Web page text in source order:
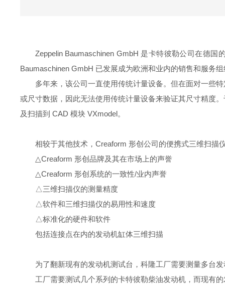
Zeppelin Baumaschinen GmbH 是卡特彼勒公司在德
Baumaschinen GmbH 已发展成为欧洲和业内的销售和服务
多年来，该公司一直使用传统计量设备。但在面对一些
或尺寸数据，因此无法使用传统计量设备来验证其尺寸精度
及扫描到 CAD 模块 VXmodel。
相较于其他技术，Creaform 形创公司的便携式三维扫描
△Creaform 形创品牌及其在市场上的声誉
△Creaform 形创系统的一致性/业内声誉
△三维扫描仪的测量精度
△软件和三维扫描仪的易用性和速度
△标准化的硬件和软件
包括连接点在内的发动机缸体三维扫描
为了翻新现有的发动机测试台，科隆工厂需要测量多台
工厂需要测试几个系列的卡特彼勒柴油发动机，而现有